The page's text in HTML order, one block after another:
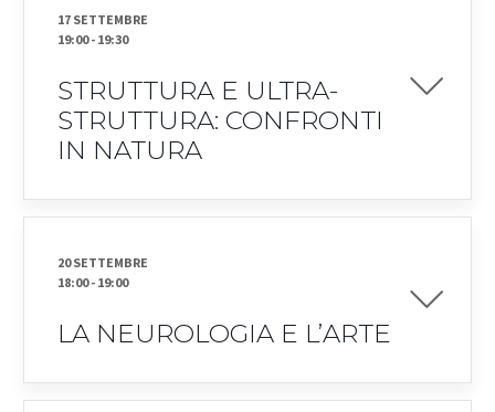
17 SETTEMBRE
19:00- 19:30
STRUTTURA E ULTRA-
STRUTTURA: CONFRONTI
IN NATURA
20 SETTEMBRE
18:00- 19:00
LA NEUROLOGIA E L’ARTE